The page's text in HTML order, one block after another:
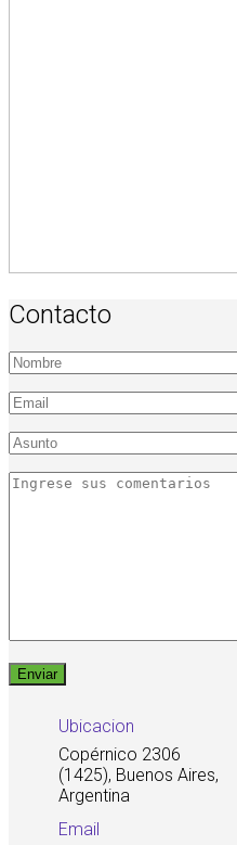
Contacto
Ubicacion
Copérnico 2306
(1425), Buenos Aires,
Argentina
Email